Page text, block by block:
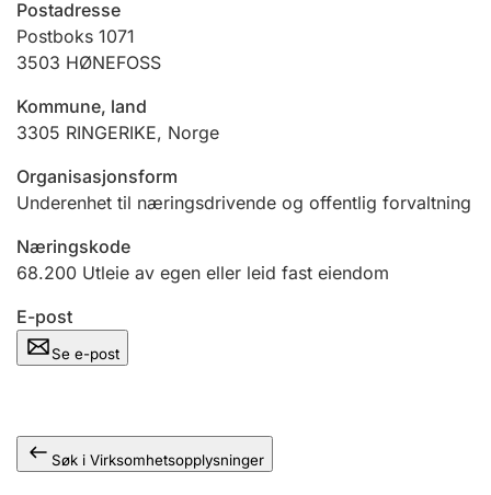
Offentlig sektor
Andre tema
Postadresse
Postboks 1071
3503 HØNEFOSS
Kommune, land
3305 RINGERIKE, Norge
Organisasjonsform
Underenhet til næringsdrivende og offentlig forvaltning
Næringskode
68.200 Utleie av egen eller leid fast eiendom
E-post
Se e-post
Søk i Virksomhetsopplysninger